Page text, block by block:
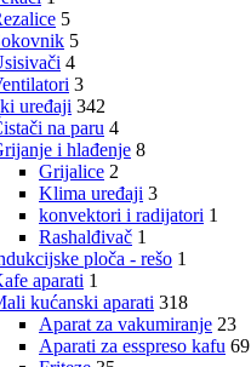
5
5
4
3
uređaji 342
na paru 4
i hlađenje 8
Grijalice 2
Klima uređaji 3
konvektori i radijatori 1
Rashalđivač 1
ploča - rešo 1
aparati 1
kućanski aparati 318
Aparat za vakumiranje 23
Aparati za esspreso kafu 69